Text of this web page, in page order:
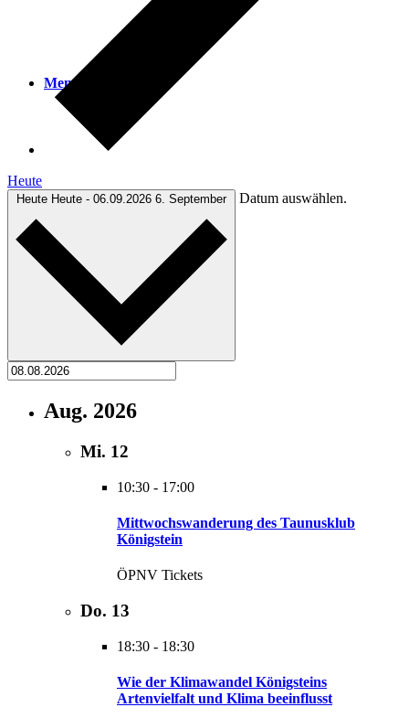
Menü
Heute
Heute Heute - 06.09.2026 6. September Datum auswählen.
Aug. 2026
Mi. 12
10:30 - 17:00
Mittwochswanderung des Taunusklub
Königstein
ÖPNV Tickets
Do. 13
18:30 - 18:30
Wie der Klimawandel Königsteins
Artenvielfalt und Klima beeinflusst